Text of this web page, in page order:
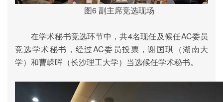
图6副主席竞选现场
在学术秘书竞选环节中，共4名现任及候任AC委员
竞选学术秘书，经过AC委员投票，谢国琪（湖南大
学）和曹嵘晖（长沙理工大学）当选候任学术秘书。